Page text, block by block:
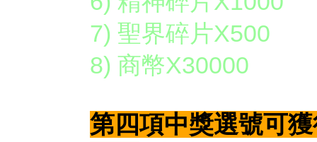
7) 聖界碎片X500
8) 商幣X30000
第四項中獎選號可